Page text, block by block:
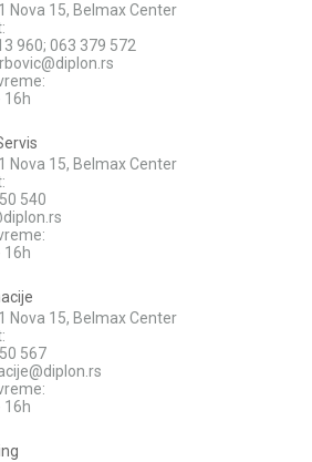
Nova 15, Belmax Center
960; 063 379 572
16h
Nova 15, Belmax Center
540
16h
Nova 15, Belmax Center
567
16h